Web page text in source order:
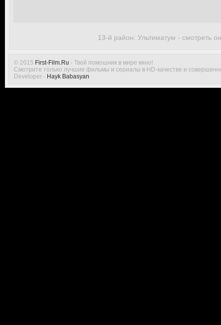
13-й район: Ультиматум - смотреть
© 2015 First-Film.Ru - Твой помошник в мире кино!
Смотрите только лучшие фильмы и сериалы в HD-качестве и
Developer - Hayk Babasyan